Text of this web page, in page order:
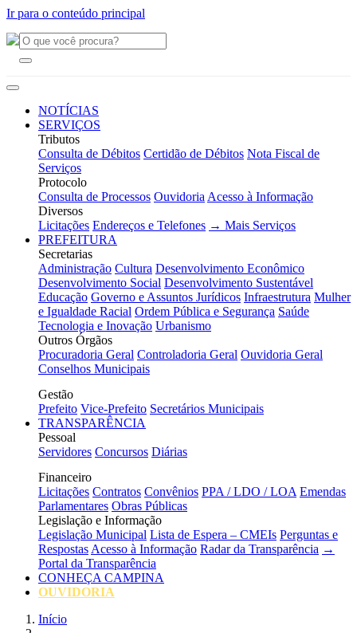
Ir para o conteúdo principal
NOTÍCIAS
SERVIÇOS
Tributos
Consulta de Débitos Certidão de Débitos Nota Fiscal de
Serviços
Protocolo
Consulta de Processos Ouvidoria Acesso à Informação
Diversos
Licitações Endereços e Telefones → Mais Serviços
PREFEITURA
Secretarias
Administração Cultura Desenvolvimento Econômico
Desenvolvimento Social Desenvolvimento Sustentável
Educação Governo e Assuntos Jurídicos Infraestrutura Mulher
e Igualdade Racial Ordem Pública e Segurança Saúde
Tecnologia e Inovação Urbanismo
Outros Órgãos
Procuradoria Geral Controladoria Geral Ouvidoria Geral
Conselhos Municipais
Gestão
Prefeito Vice-Prefeito Secretários Municipais
TRANSPARÊNCIA
Pessoal
Servidores Concursos Diárias
Financeiro
Licitações Contratos Convênios PPA / LDO / LOA Emendas
Parlamentares Obras Públicas
Legislação e Informação
Legislação Municipal Lista de Espera – CMEIs Perguntas e
Respostas Acesso à Informação Radar da Transparência →
Portal da Transparência
CONHEÇA CAMPINA
OUVIDORIA
Início